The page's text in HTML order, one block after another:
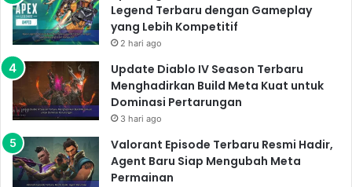
Legend Terbaru dengan Gameplay
yang Lebih Kompetitif
2 hari ago
Update Diablo IV Season Terbaru
Menghadirkan Build Meta Kuat untuk
Dominasi Pertarungan
3 hari ago
Valorant Episode Terbaru Resmi Hadir,
Agent Baru Siap Mengubah Meta
Permainan